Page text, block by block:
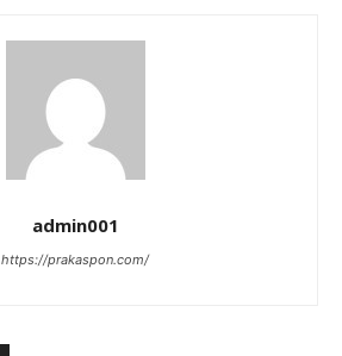
admin001
https://prakaspon.com/